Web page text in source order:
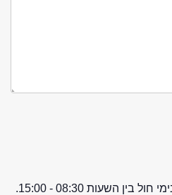
השעות 08:30 - 15:00.